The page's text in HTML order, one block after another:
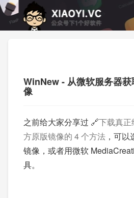
WinNew - 从微软服务器
像
之前给大家分享过 🔗下载真正
方原版镜像的 4 个方法 ，可
镜像，或者用微软
具。